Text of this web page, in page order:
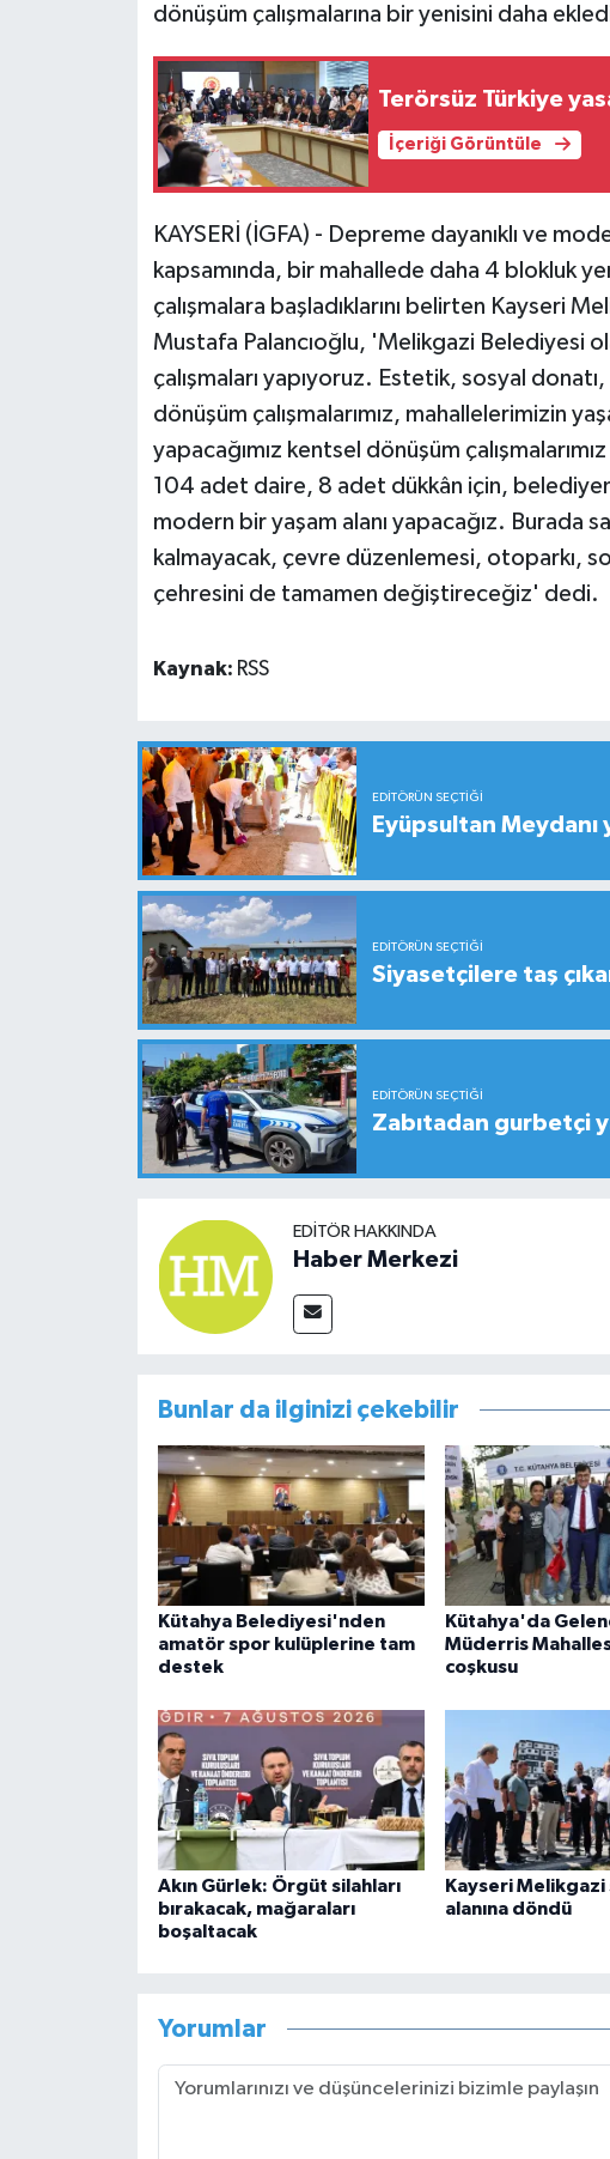
dönüşüm çalışmalarına bir yenisini daha
Terörsüz Türkiye
İçeriği Görüntüle
KAYSERİ (İGFA) - Depreme dayanıklı ve
kapsamında, bir mahallede daha 4 blokluk
çalışmalara başladıklarını belirten Kayseri
Mustafa Palancıoğlu, 'Melikgazi Belediyesi
çalışmaları yapıyoruz. Estetik, sosyal
dönüşüm çalışmalarımız, mahallelerimizin
yapacağımız kentsel dönüşüm
104 adet daire, 8 adet dükkân için,
modern bir yaşam alanı yapacağız. Burada
kalmayacak, çevre düzenlemesi, otoparkı,
çehresini de tamamen değiştireceğiz' dedi.
Kaynak: RSS
EDITÖRÜN SEÇTIĞI
Eyüpsultan
EDITÖRÜN SEÇTIĞI
Siyasetçilere taş
EDITÖRÜN SEÇTIĞI
Zabıtadan gurbetçi
EDITÖR HAKKINDA
Haber Merkezi
Bunlar da ilginizi çekebilir
Kütahya Belediyesi'nden
amatör spor kulüplerine tam
destek
Kütahya'da
Müderris
coşkusu
Akın Gürlek: Örgüt silahları
bırakacak, mağaraları
boşaltacak
Kayseri Melikgazi
alanına döndü
Yorumlar